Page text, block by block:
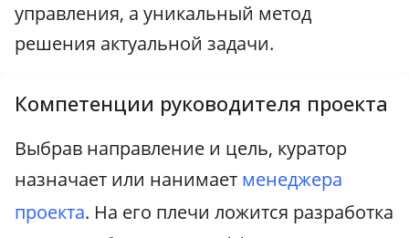
управления, а уникальный метод
решения актуальной задачи.
Компетенции руководителя проекта
Выбрав направление и цель, куратор
назначает или нанимает менеджера
проекта. На его плечи ложится разработка